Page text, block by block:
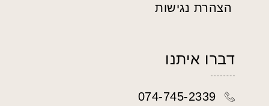
הצהרת נגישות
דברו איתנו
074-745-2339